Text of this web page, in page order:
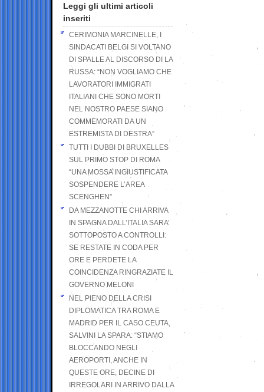
Leggi gli ultimi articoli
inseriti
CERIMONIA MARCINELLE, I
SINDACATI BELGI SI VOLTANO
DI SPALLE AL DISCORSO DI LA
RUSSA: “NON VOGLIAMO CHE
LAVORATORI IMMIGRATI
ITALIANI CHE SONO MORTI
NEL NOSTRO PAESE SIANO
COMMEMORATI DA UN
ESTREMISTA DI DESTRA”
TUTTI I DUBBI DI BRUXELLES
SUL PRIMO STOP DI ROMA
“UNA MOSSA INGIUSTIFICATA
SOSPENDERE L’AREA
SCENGHEN”
DA MEZZANOTTE CHI ARRIVA
IN SPAGNA DALL’ITALIA SARA’
SOTTOPOSTO A CONTROLLI:
SE RESTATE IN CODA PER
ORE E PERDETE LA
COINCIDENZA RINGRAZIATE IL
GOVERNO MELONI
NEL PIENO DELLA CRISI
DIPLOMATICA TRA ROMA E
MADRID PER IL CASO CEUTA,
SALVINI LA SPARA: “STIAMO
BLOCCANDO NEGLI
AEROPORTI, ANCHE IN
QUESTE ORE, DECINE DI
IRREGOLARI IN ARRIVO DALLA